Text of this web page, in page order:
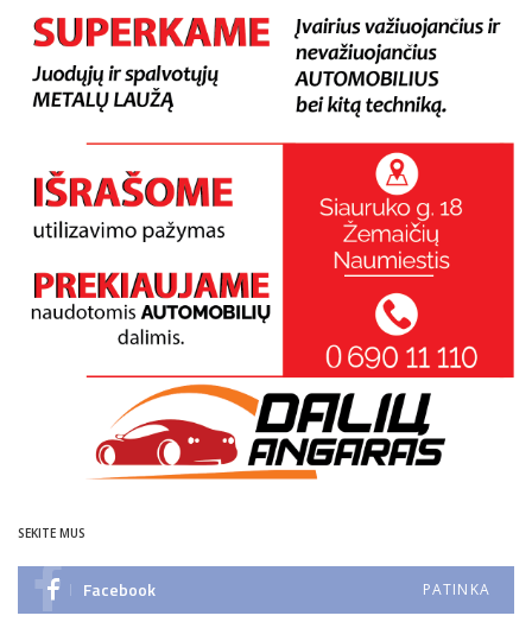
SEKITE MUS
Facebook PATINKA